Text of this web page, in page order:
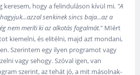
keresem, hogy a felinduláson kívül mi. "A
senkinek sincs baja...az a
nem meríti ki az alkotás fogalmát." MIért
kiemelni, és elitélni, majd azt mondani,
Szerintem egy ilyen programot vagy
vagy sehogy. Szóval igen, van
szerint, az tehát jó, a mit másolnak-